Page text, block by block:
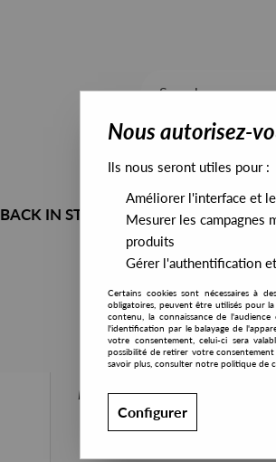
BACK IN STOCK ALL STOCK
PRESALES EXCLUSIVES
Nous autorisez-
Ils nous seront utiles pour :
Améliorer l'interface et
Mesurer les campagnes
produits
Gérer l'authentification
Certains cookies sont nécessaires à
obligatoires, peuvent être utilisés pour
contenu, la connaissance de
l'identification par le balayage de
votre consentement, celui-ci sera
possibilité de retirer votre
savoir plus, consulter notre politique de
Configurer